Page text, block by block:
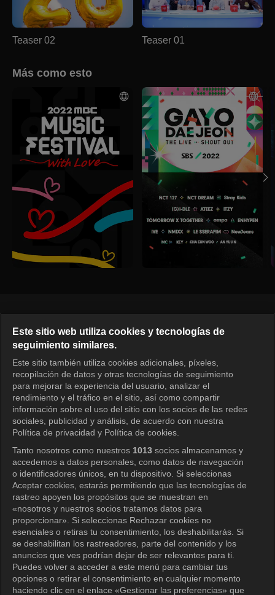
Teaser 02 Teaser 01
Más como esto
Español
KOCOWA+ Redes sociales
KOCOWA+
Centro de ayuda
Términos de uso
Política de privacidad
Política de privacidad (Europa)
Política de privacidad (Oceanía)
Política de privacidad (Brasil)
Este sitio web utiliza cookies y tecnologías de
seguimiento similares.
Este sitio también utiliza cookies adicionales, píxeles,
recopilación de datos y otras tecnologías de seguimiento
para mejorar la experiencia del usuario, analizar el
rendimiento y el tráfico en el sitio, así como compartir
información sobre el uso del sitio con los socios de las redes
sociales, publicidad y análisis, de acuerdo con nuestra
Política de privacidad y Política de cookies.
Tanto nosotros como nuestros 1013 socios almacenamos y
accedemos a datos personales, como datos de navegación
o identificadores únicos, en tu dispositivo. Si seleccionas
Aceptar cookies, estarás permitiendo que las tecnologías de
rastreo apoyen los propósitos que se muestran en
«nosotros y nuestros socios tratamos datos para
proporcionar». Si seleccionas Rechazar cookies no
esenciales o retiras tu consentimiento, los deshabilitarás. Si
se deshabilitan los rastreadores, parte del contenido y los
anuncios que ves podrían dejar de ser relevantes para ti.
Puedes volver a acceder a este menú para cambiar tus
opciones o retirar el consentimiento en cualquier momento
haciendo clic en el enlace «Gestionar las preferencias» que